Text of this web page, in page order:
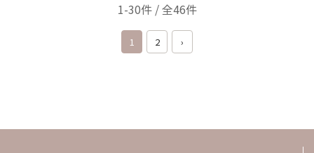
1-30件 / 全46件
1 2 ›